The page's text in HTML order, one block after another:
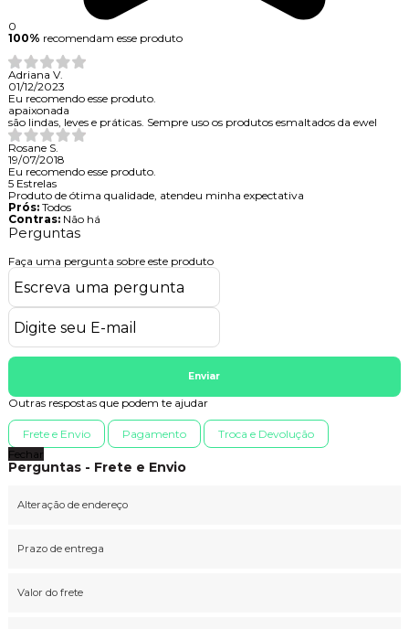
0
100% recomendam esse produto
Adriana V.
01/12/2023
Eu recomendo esse produto.
apaixonada
são lindas, leves e práticas. Sempre uso os produtos esmaltados da ewel
Rosane S.
19/07/2018
Eu recomendo esse produto.
5 Estrelas
Produto de ótima qualidade, atendeu minha expectativa
Prós: Todos
Contras: Não há
Perguntas
Faça uma pergunta sobre este produto
Enviar
Outras respostas que podem te ajudar
Frete e Envio Pagamento
Troca e Devolução
Fechar
Perguntas - Frete e Envio
Alteração de endereço
Prazo de entrega
Valor do frete